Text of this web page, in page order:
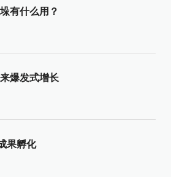
有什么用？
爆发式增长
果孵化